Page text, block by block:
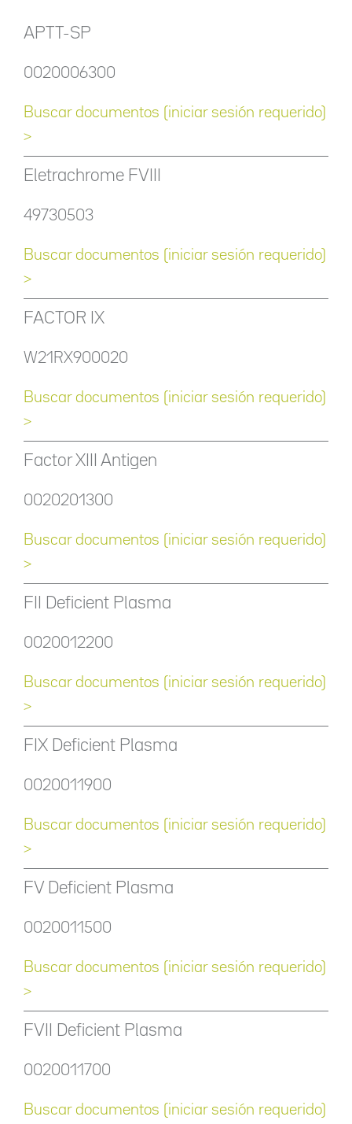
APTT-SP
0020006300
Buscar documentos (iniciar sesión requerido)
>
Eletrachrome FVIII
49730503
Buscar documentos (iniciar sesión requerido)
>
FACTOR IX
W21RX900020
Buscar documentos (iniciar sesión requerido)
>
Factor XIII Antigen
0020201300
Buscar documentos (iniciar sesión requerido)
>
FII Deficient Plasma
0020012200
Buscar documentos (iniciar sesión requerido)
>
FIX Deficient Plasma
0020011900
Buscar documentos (iniciar sesión requerido)
>
FV Deficient Plasma
0020011500
Buscar documentos (iniciar sesión requerido)
>
FVII Deficient Plasma
0020011700
Buscar documentos (iniciar sesión requerido)